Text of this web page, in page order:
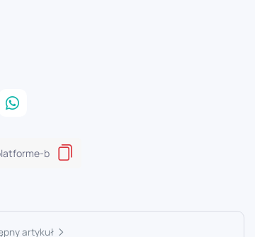
artykuł